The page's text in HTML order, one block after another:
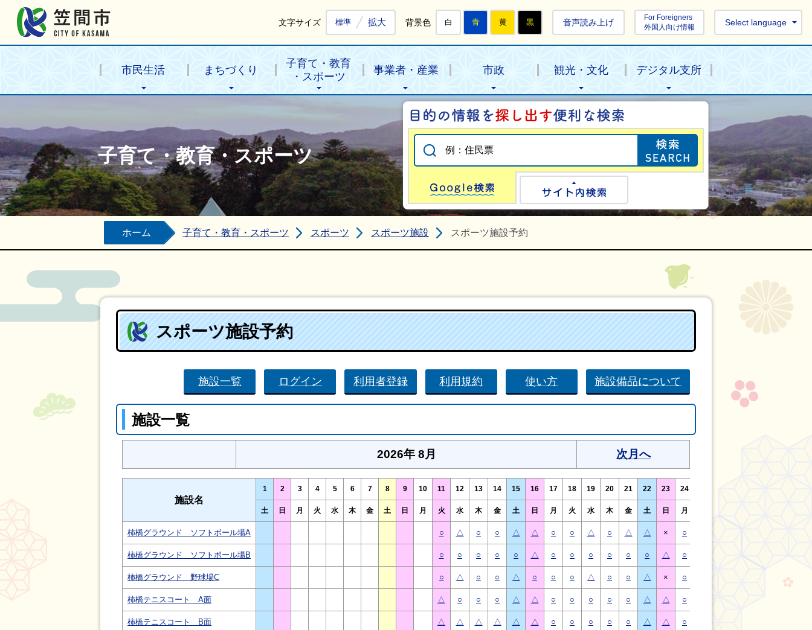
文字サイズ 標準 拡大 背景色 白 青 黄 黒 音声読み上げ
For Foreigners
外国人向け情報
Select language
市民生活 まちづくり
子育て・教育
・スポーツ
事業者・産業 市政 観光・文化 デジタル支所
子育て・教育・スポーツ
目的の情報を探
Google検索
ホーム 子育て・教育・スポーツ スポーツ スポーツ施設 スポーツ施設予約
スポーツ施設予約
施設一覧 ログイン 利用者登録 利用規約 使い方 施設備品について
施設一覧
2026年 8月 次月へ
施設名
1 2 3 4 5 6 7 8 9 10 11 12 13 14 15 16 17 18 19 20 21 22 23 24
土 日 月 火 水 木 金 土 日 月 火 水 木 金 土 日 月 火 水 木 金 土 日 月
柿橋グラウンド ソフトボール場A ○ △ ○ ○ △ △ ○ ○ △ ○ △ △ × ○
柿橋グラウンド ソフトボール場B ○ ○ ○ ○ ○ △ ○ ○ ○ ○ ○ ○ △ ○ ○
柿橋グラウンド 野球場C ○ △ ○ ○ △ ○ ○ ○ △ ○ ○ △ × ○
柿橋テニスコート A面 △ ○ ○ ○ △ △ ○ ○ ○ ○ ○ △ △ ○
柿橋テニスコート B面 △ △ △ △ △ △ ○ ○ ○ ○ ○ △ △ ○